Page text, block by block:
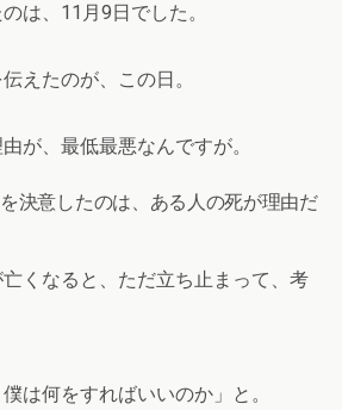
は、11月9日でした。
えたのが、この日。
が、最低最悪なんですが。
決意したのは、ある人の死が理由だ
くなると、ただ立ち止まって、考
は何をすればいいのか」と。